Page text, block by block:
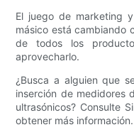
El juego de marketing
másico está cambiando
de todos los
aprovecharlo.
¿Busca a alguien que
inserción de medidores
ultrasónicos? Consulte
obtener más información.